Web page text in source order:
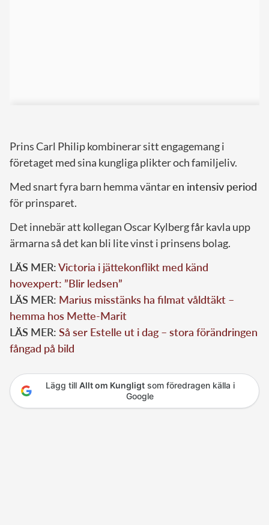
Prins Carl Philip kombinerar sitt engagemang i
företaget med sina kungliga plikter och familjeliv.
Med snart fyra barn hemma väntaren intensiv period
för prinsparet.
Det innebär att kollegan Oscar Kylberg får kavla upp
ärmarna så det kan bli lite vinst i prinsens bolag.
LÄS MER:Victoria i jättekonflikt med känd
hovexpert: ”Blir ledsen”
LÄS MER: Marius misstänks ha filmat våldtäkt –
hemma hos Mette-Marit
LÄS MER: Så ser Estelle ut i dag – stora förändringen
fångad på bild
Lägg till Allt om Kungligtsom föredragen källa i
Google